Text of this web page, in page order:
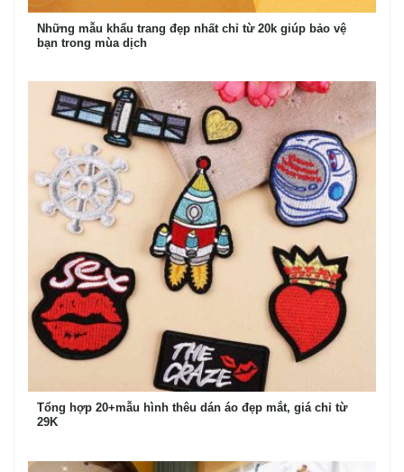
Những mẫu khẩu trang đẹp nhất chỉ từ 20k giúp bảo vệ
bạn trong mùa dịch
Tổng hợp 20+mẫu hình thêu dán áo đẹp mắt, giá chỉ từ
29K